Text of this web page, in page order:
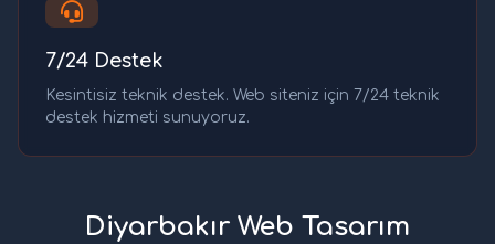
7/24 Destek
Kesintisiz teknik destek. Web siteniz için 7/24 teknik
destek hizmeti sunuyoruz.
Diyarbakır Web Tasarım